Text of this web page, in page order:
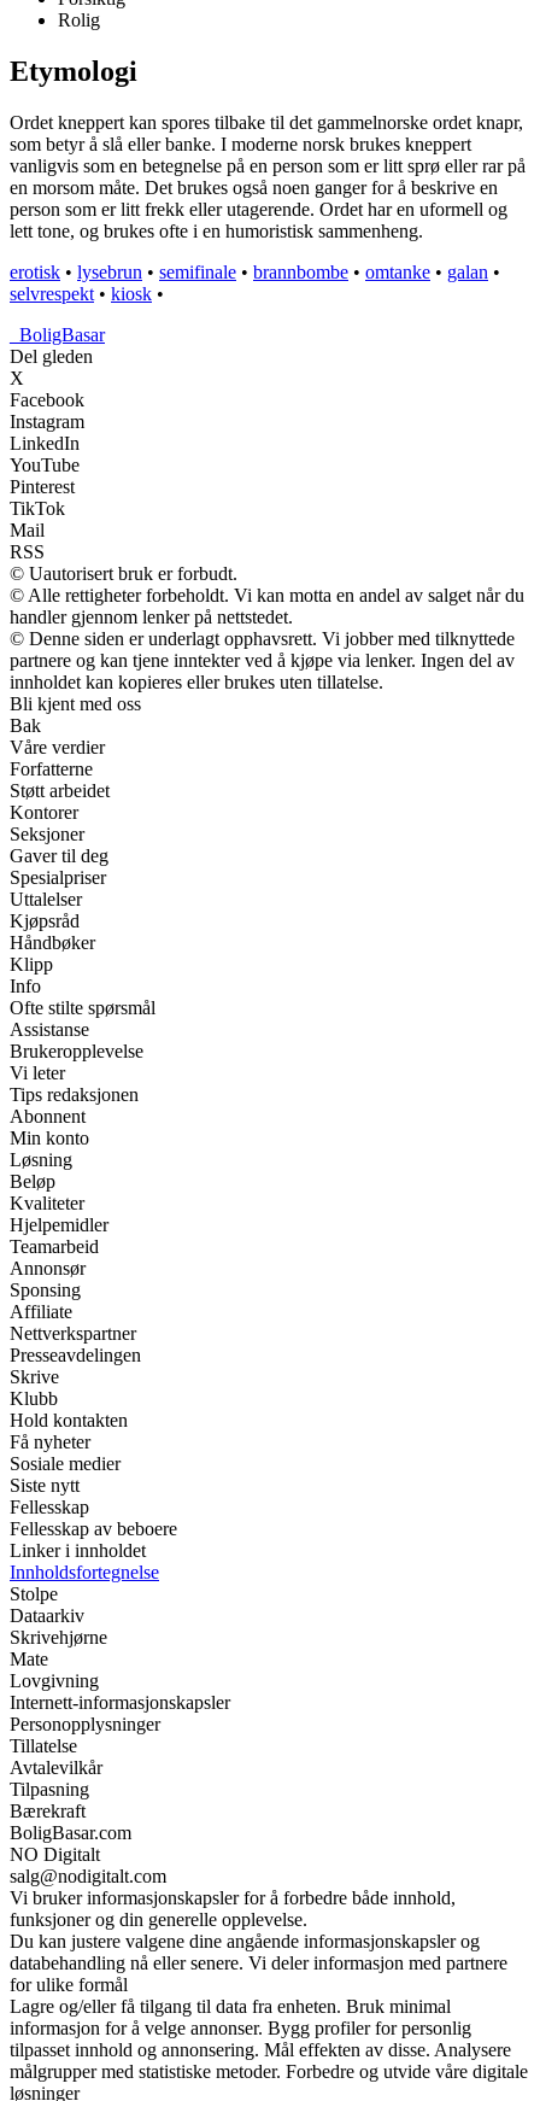
Rolig
Etymologi
Ordet kneppert kan spores tilbake til det gammelnorske ordet knapr,
som betyr å slå eller banke. I moderne norsk brukes kneppert
vanligvis som en betegnelse på en person som er litt sprø eller rar på
en morsom måte. Det brukes også noen ganger for å beskrive en
person som er litt frekk eller utagerende. Ordet har en uformell og
lett tone, og brukes ofte i en humoristisk sammenheng.
erotisk • lysebrun • semifinale • brannbombe • omtanke • galan •
selvrespekt • kiosk •
BoligBasar
Del gleden
X
Facebook
Instagram
LinkedIn
YouTube
Pinterest
TikTok
Mail
RSS
© Uautorisert bruk er forbudt.
© Alle rettigheter forbeholdt. Vi kan motta en andel av salget når du
handler gjennom lenker på nettstedet.
© Denne siden er underlagt opphavsrett. Vi jobber med tilknyttede
partnere og kan tjene inntekter ved å kjøpe via lenker. Ingen del av
innholdet kan kopieres eller brukes uten tillatelse.
Bli kjent med oss
Bak
Våre verdier
Forfatterne
Støtt arbeidet
Kontorer
Seksjoner
Gaver til deg
Spesialpriser
Uttalelser
Kjøpsråd
Håndbøker
Klipp
Info
Ofte stilte spørsmål
Assistanse
Brukeropplevelse
Vi leter
Tips redaksjonen
Abonnent
Min konto
Løsning
Beløp
Kvaliteter
Hjelpemidler
Teamarbeid
Annonsør
Sponsing
Affiliate
Nettverkspartner
Presseavdelingen
Skrive
Klubb
Hold kontakten
Få nyheter
Sosiale medier
Siste nytt
Fellesskap
Fellesskap av beboere
Linker i innholdet
Innholdsfortegnelse
Stolpe
Dataarkiv
Skrivehjørne
Mate
Lovgivning
Internett-informasjonskapsler
Personopplysninger
Tillatelse
Avtalevilkår
Tilpasning
Bærekraft
BoligBasar.com
NO Digitalt
salg@nodigitalt.com
Vi bruker informasjonskapsler for å forbedre både innhold,
funksjoner og din generelle opplevelse.
Du kan justere valgene dine angående informasjonskapsler og
databehandling nå eller senere. Vi deler informasjon med partnere
for ulike formål
Lagre og/eller få tilgang til data fra enheten. Bruk minimal
informasjon for å velge annonser. Bygg profiler for personlig
tilpasset innhold og annonsering. Mål effekten av disse. Analysere
målgrupper med statistiske metoder. Forbedre og utvide våre digitale
løsninger